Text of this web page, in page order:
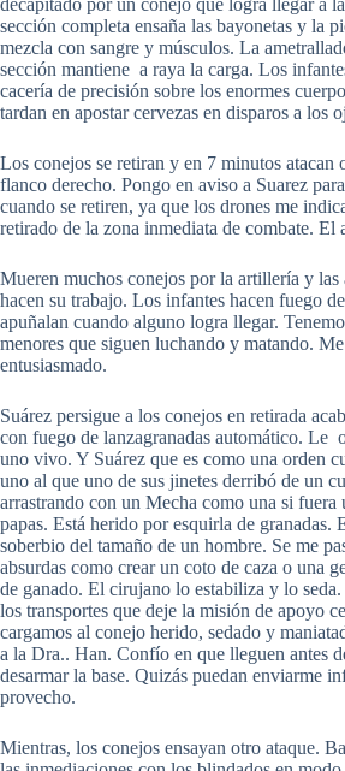
decapitado por un conejo que logra llegar a
sección completa ensaña las bayonetas y la
mezcla con sangre y músculos. La
sección mantiene a raya la carga. Los
cacería de precisión sobre los enormes
tardan en apostar cervezas en disparos a los
Los conejos se retiran y en 7 minutos atacan
flanco derecho. Pongo en aviso a Suarez
cuando se retiren, ya que los drones me
retirado de la zona inmediata de combate. El
Mueren muchos conejos por la artillería y las
hacen su trabajo. Los infantes hacen fuego
apuñalan cuando alguno logra llegar.
menores que siguen luchando y matando.
entusiasmado.
Suárez persigue a los conejos en retirada
con fuego de lanzagranadas automático. Le
uno vivo. Y Suárez que es como una orden
uno al que uno de sus jinetes derribó de un
arrastrando con un Mecha como una si fuera
papas. Está herido por esquirla de granadas.
soberbio del tamaño de un hombre. Se me
absurdas como crear un coto de caza o una
de ganado. El cirujano lo estabiliza y lo
los transportes que deje la misión de apoyo
cargamos al conejo herido, sedado y
a la Dra.. Han. Confío en que lleguen antes
desarmar la base. Quizás puedan enviarme
provecho.
Mientras, los conejos ensayan otro ataque.